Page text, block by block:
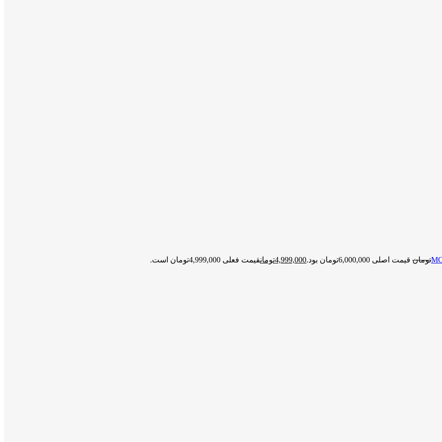
تومان قیمت اصلی 6,000,000تومان بود. 4,999,000تومانقیمت فعلی 4,999,000تومان است.